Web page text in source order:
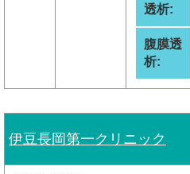
透析:
腹膜透
析:
伊豆長岡第一クリニック